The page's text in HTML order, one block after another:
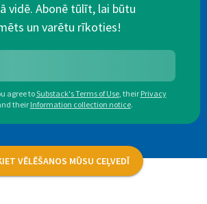
vidē. Abonē tūlīt, lai būtu
un varētu rīkoties!
agree toSubstack's Terms of Use, their Privacy
their Information collection notice.
VĒLĒŠANOS MŪSU CEĻVEDĪ